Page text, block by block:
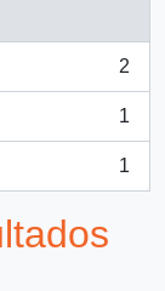
2
1
1